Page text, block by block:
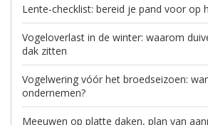
Lente-checklist: bereid je pand voor op
Vogeloverlast in de winter: waarom
dak zitten
Vogelwering vóór het broedseizoen:
ondernemen?
Meeuwen op platte daken, plan van